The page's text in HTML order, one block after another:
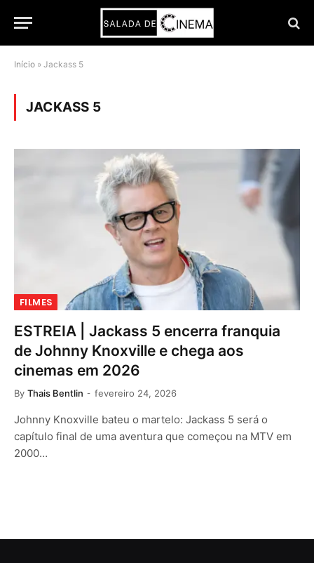
Início » Jackass 5
JACKASS 5
FILMES
ESTREIA | Jackass 5 encerra franquia
de Johnny Knoxville e chega aos
cinemas em 2026
By Thais Bentlin fevereiro 24, 2026
Johnny Knoxville bateu o martelo: Jackass 5 será o
capítulo final de uma aventura que começou na MTV em
2000…